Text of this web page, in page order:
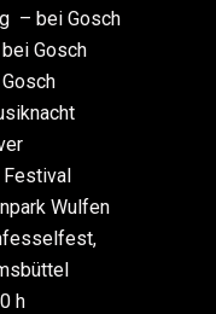
– bei Gosch
Gosch
Festival
Wulfen
h